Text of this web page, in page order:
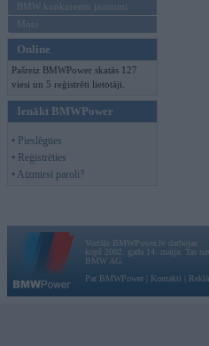
BMW konkurentu jaunumi
Moto
Online
Pašreiz BMWPower skatās 127
viesi un 5 reģistrēti lietotāji.
Ienākt BMWPower
• Pieslēgties
• Reģistrēties
• Aizmirsi paroli?
Vortāls BMWPower.lv darbojas
kopš 2002. gada 14. maija. Tas
BMW AG.
Par BMWPower
Kontakti